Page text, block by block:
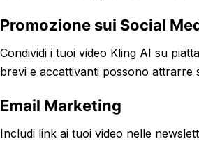
Promozione sui Social
Condividi i tuoi video Kling AI su
brevi e accattivanti possono
Email Marketing
Includi link ai tuoi video nelle